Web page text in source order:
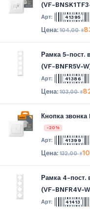
(VF-
41395
104,00₴
Рамка 5-пост.
(VF-BNFR5V-
41386
103,00₴
Кнопка звонка
-20%
41399
132,00₴
Рамка 4-пост.
(VF-BNFR4V-
41413